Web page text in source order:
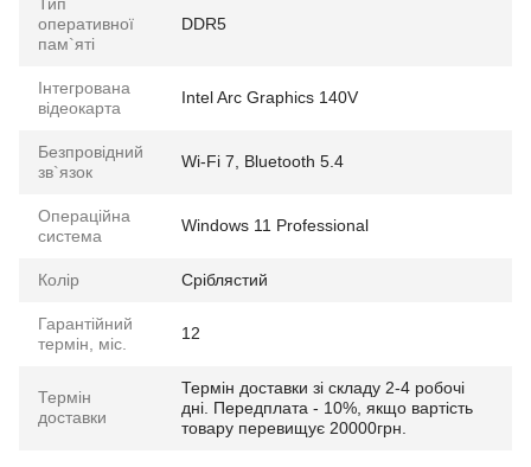
оперативної
пам`яті
DDR5
Інтегрована
відеокарта
Intel Arc Graphics 140V
Безпровідний
зв`язок
Wi-Fi 7, Bluetooth 5.4
Операційна
система
Windows 11 Professional
Колір Сріблястий
Гарантійний
термін, міс.
12
Термін
доставки
Термін доставки зі складу 2-4 робочі
дні. Передплата - 10%, якщо вартість
товару перевищує 20000грн.